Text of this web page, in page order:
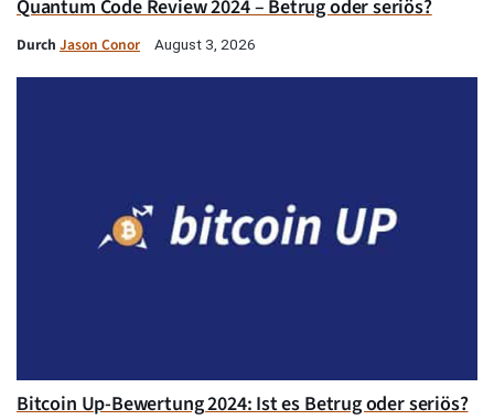
Quantum Code Review 2024 – Betrug oder seriös?
Durch Jason Conor August 3, 2026
Bitcoin Up-Bewertung 2024: Ist es Betrug oder seriös?